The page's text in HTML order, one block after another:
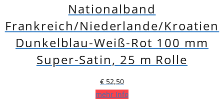
Nationalband
Frankreich/Niederlande/Kroatien
Dunkelblau-Weiß-Rot 100 mm
Super-Satin, 25 m Rolle
€ 52,50
mehr Info